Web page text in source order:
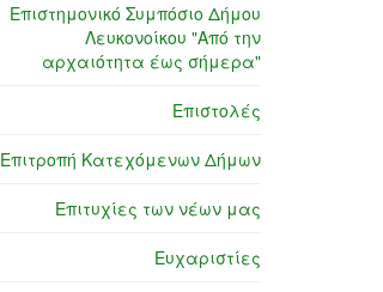
Επιστημονικό Συμπόσιο Δήμου
Λευκονοίκου "Από την
αρχαιότητα έως σήμερα"
Επιστολές
Επιτροπή Κατεχόμενων Δήμων
Επιτυχίες των νέων μας
Ευχαριστίες